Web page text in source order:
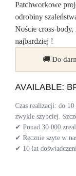
Patchworkowe
odrobiny
Noście cross-
najbardziej !
🚚 Do
AVAILABLE:
Czas realizacji: do
zwykle szybciej.
✔ Ponad 30 000
✔ Ręcznie szyte w
✔ 10 lat